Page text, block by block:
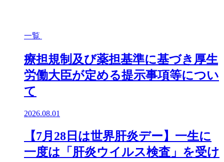
一覧
療担規制及び薬担基準に基づき厚生
労働大臣が定める提示事項等につい
て
2026.08.01
【7月28日は世界肝炎デー】一生に
一度は「肝炎ウイルス検査」を受け